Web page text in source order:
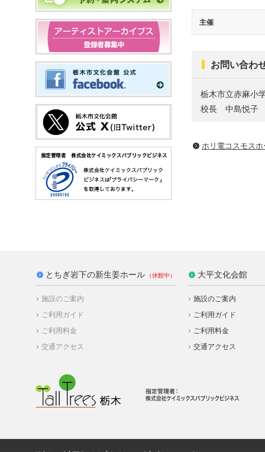
主催
お問い合わ
栃木市立赤麻小
校長 中島悦子
ホリ電コスモス
とちぎ岩下の新生姜ホール
施設のご案内
ご利用ガイド
ご利用料金
交通アクセス
大平文化会館
施設のご案内
ご利用ガイド
ご利用料金
交通アクセス